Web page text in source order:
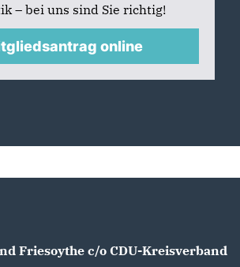
– bei uns sind Sie richtig!
online
Friesoythe c/o CDU-Kreisverband